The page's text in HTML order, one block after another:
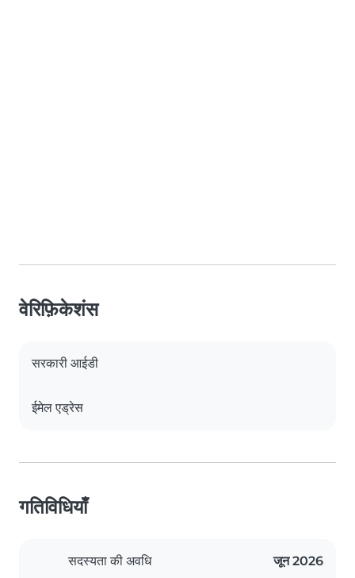
वेरिफ़िकेशंस
सरकारी आईडी
ईमेल एड्रेस
गतिविधियाँ
सदस्यता की अवधि जून 2026